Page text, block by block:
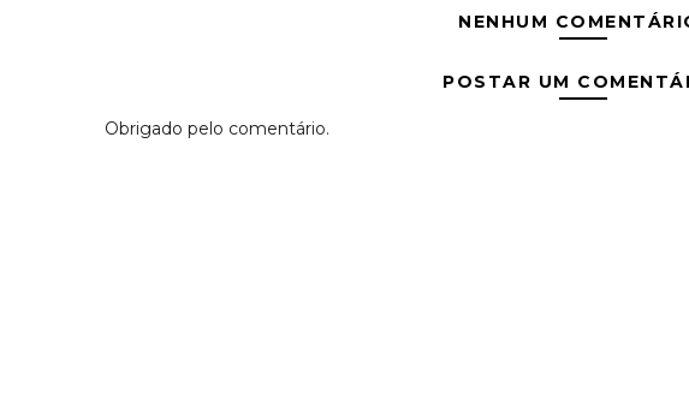
NENHUM
POSTAR UM
Obrigado pelo comentário.